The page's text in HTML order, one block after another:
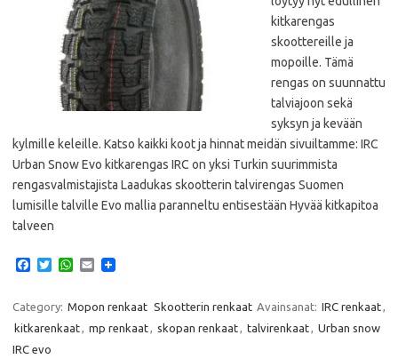
kitkarengas
skoottereille ja
mopoille. Tämä
rengas on suunnattu
talviajoon sekä
syksyn ja kevään
kylmille keleille. Katso kaikki koot ja hinnat meidän sivuiltamme: IRC
Urban Snow Evo kitkarengas IRC on yksi Turkin suurimmista
rengasvalmistajista Laadukas skootterin talvirengas Suomen
lumisille talville Evo mallia paranneltu entisestään Hyvää kitkapitoa
talveen
e
o
o
T
t
e
W
t
s
A
E
i
Category: Mopon renkaat Skootterin renkaat Avainsanat: IRC renkaat,
kitkarenkaat, mp renkaat, skopan renkaat, talvirenkaat, Urban snow
IRC evo